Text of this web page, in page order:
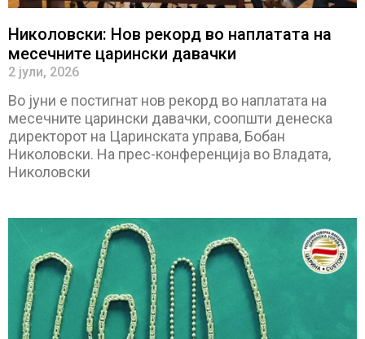
Николовски: Нов рекорд во наплатата на
месечните царински давачки
2 јули, 2026
Во јуни е постигнат нов рекорд во наплатата на
месечните царински давачки, соопшти денеска
директорот на Царинската управа, Бобан
Николовски. На прес-конференција во Владата,
Николовски